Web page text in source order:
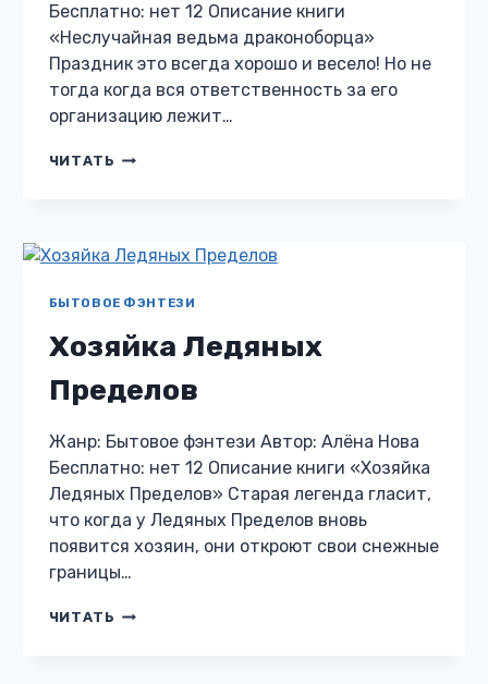
Бесплатно: нет 12 Описание книги
«Неслучайная ведьма драконоборца»
Праздник это всегда хорошо и весело! Но не
тогда когда вся ответственность за его
организацию лежит…
ЧИТАТЬ НЕСЛУЧАЙНАЯ
БЫТОВОЕ ФЭНТЕЗИ
Хозяйка Ледяных
Пределов
Жанр: Бытовое фэнтези Автор: Алёна Нова
Бесплатно: нет 12 Описание книги «Хозяйка
Ледяных Пределов» Старая легенда гласит,
что когда у Ледяных Пределов вновь
появится хозяин, они откроют свои снежные
границы…
ЧИТАТЬ ХОЗЯЙКА